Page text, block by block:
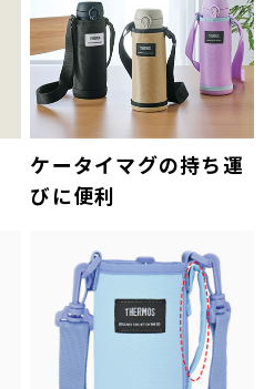
ケータイマグの持ち運
びに便利